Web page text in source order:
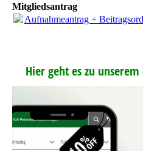
Mitgliedsantrag
Aufnahmeantrag +
Hier geht es zu